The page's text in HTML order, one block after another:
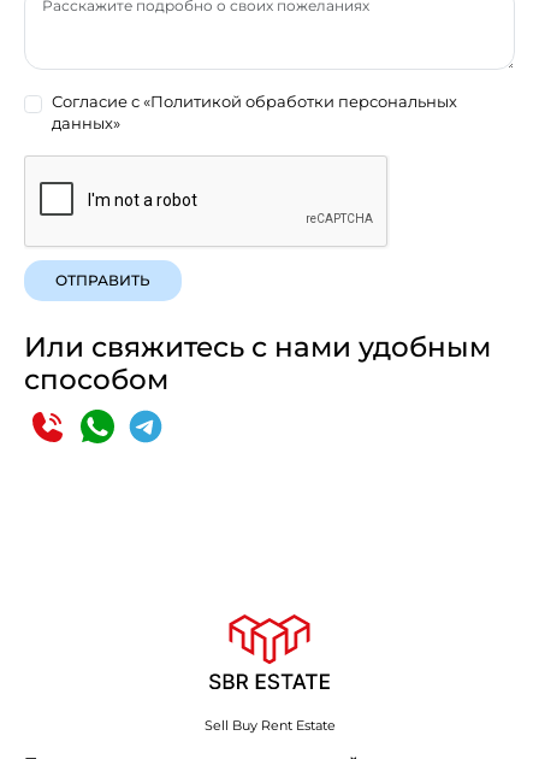
Согласие с«Политикой обработки персональных
данных»
ОТПРАВИТЬ
Или свяжитесь с нами удобным
способом
Sell Buy Rent Estate